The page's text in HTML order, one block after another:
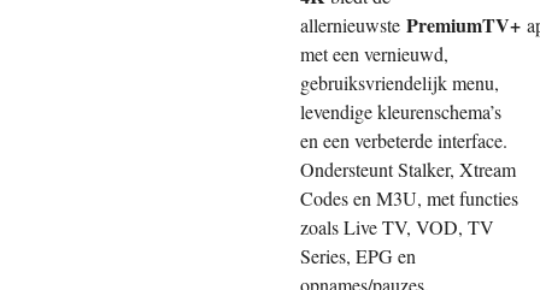
allernieuwste PremiumTV+
met een vernieuwd,
gebruiksvriendelijk menu,
levendige kleurenschema’s
en een verbeterde interface.
Ondersteunt Stalker, Xtream
Codes en M3U, met functies
zoals Live TV, VOD, TV
Series, EPG en
opnames/pauzes.